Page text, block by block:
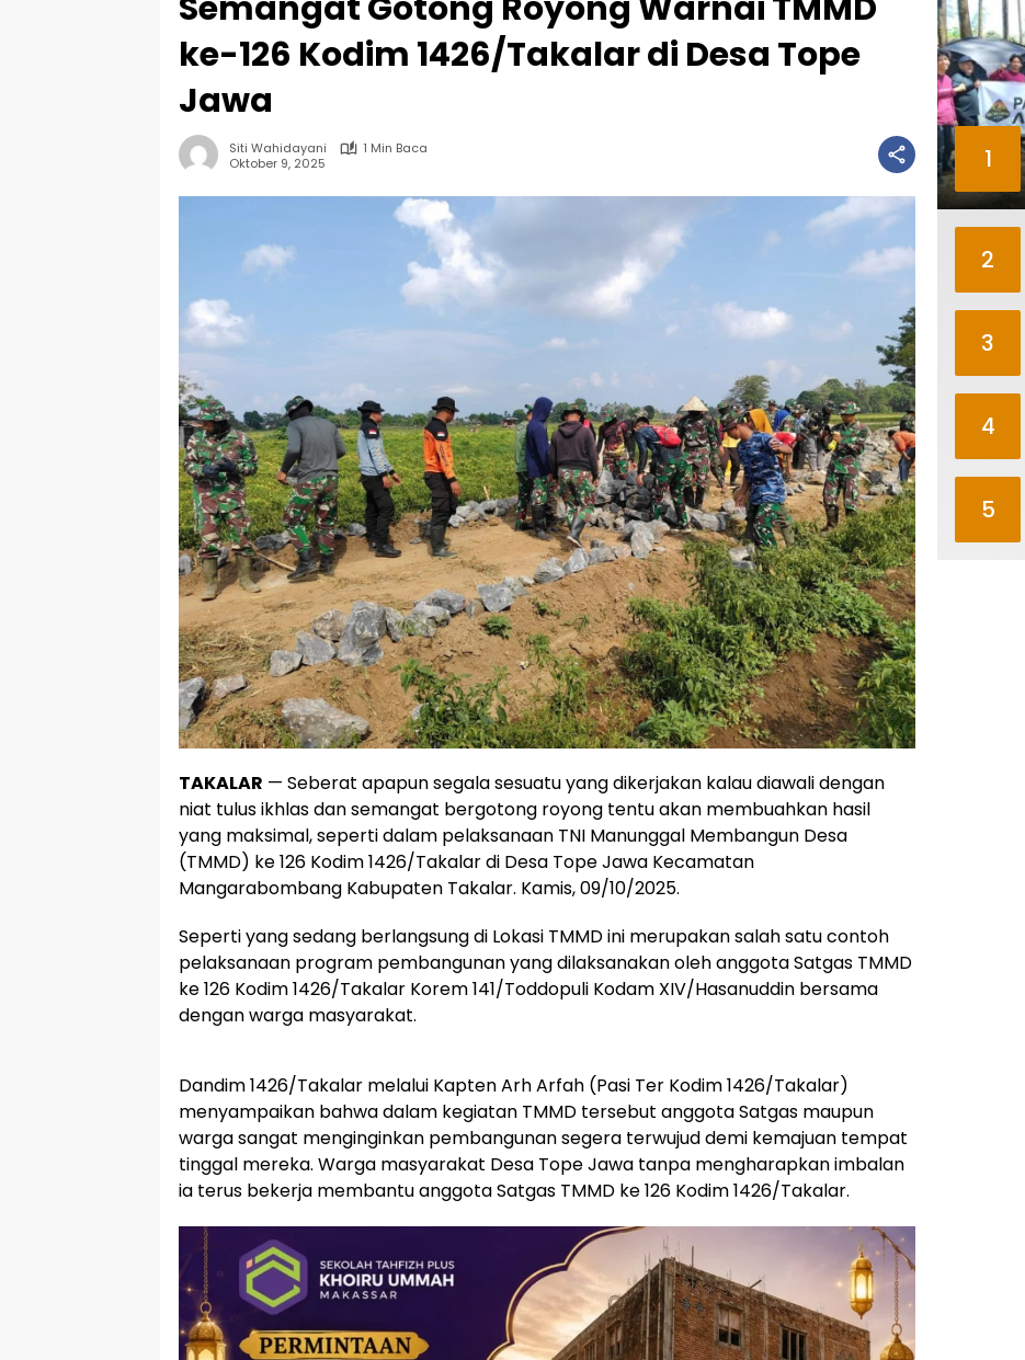
ke-126 Kodim 1426/Takalar di Desa Tope
Jawa
Siti Wahidayani
1 Min Baca
Oktober 9, 2025
TAKALAR — Seberat apapun segala sesuatu yang dikerjakan kalau diawali dengan
niat tulus ikhlas dan semangat bergotong royong tentu akan membuahkan hasil
yang maksimal, seperti dalam pelaksanaan TNI Manunggal Membangun Desa
(TMMD) ke 126 Kodim 1426/Takalar di Desa Tope Jawa Kecamatan
Mangarabombang Kabupaten Takalar. Kamis, 09/10/2025.
Seperti yang sedang berlangsung di Lokasi TMMD ini merupakan salah satu contoh
pelaksanaan program pembangunan yang dilaksanakan oleh anggota Satgas TMMD
ke 126 Kodim 1426/Takalar Korem 141/Toddopuli Kodam XIV/Hasanuddin bersama
dengan warga masyarakat.
Dandim 1426/Takalar melalui Kapten Arh Arfah (Pasi Ter Kodim 1426/Takalar)
menyampaikan bahwa dalam kegiatan TMMD tersebut anggota Satgas maupun
warga sangat menginginkan pembangunan segera terwujud demi kemajuan tempat
tinggal mereka. Warga masyarakat Desa Tope Jawa tanpa mengharapkan imbalan
ia terus bekerja membantu anggota Satgas TMMD ke 126 Kodim 1426/Takalar.
1
2
3
4
5